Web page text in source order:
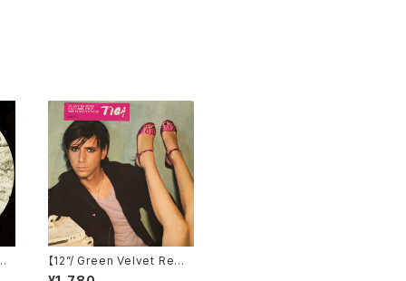
【12”/ Green Velvet Remi
x】Tiga / Shoes (Differe